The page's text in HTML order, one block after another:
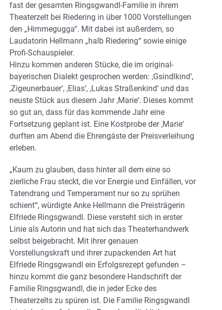
fast der gesamten Ringsgwandl-Familie in ihrem
Theaterzelt bei Riedering in über 1000 Vorstellungen
den „Himmegugga“. Mit dabei ist außerdem, so
Laudatorin Hellmann „halb Riedering“ sowie einige
Profi-Schauspieler.
Hinzu kommen anderen Stücke, die im original-
bayerischen Dialekt gesprochen werden: ‚Gsindlkind‘,
‚Zigeunerbauer‘, ‚Elias‘, ‚Lukas Straßenkind‘ und das
neuste Stück aus diesem Jahr ‚Marie‘. Dieses kommt
so gut an, dass für das kommende Jahr eine
Fortsetzung geplant ist. Eine Kostprobe der ‚Marie‘
durften am Abend die Ehrengäste der Preisverleihung
erleben.
„Kaum zu glauben, dass hinter all dem eine so
zierliche Frau steckt, die vor Energie und Einfällen, vor
Tatendrang und Temperament nur so zu sprühen
schient“, würdigte Anke Hellmann die Preisträgerin
Elfriede Ringsgwandl. Diese versteht sich in erster
Linie als Autorin und hat sich das Theaterhandwerk
selbst beigebracht. Mit ihrer genauen
Vorstellungskraft und ihrer zupackenden Art hat
Elfriede Ringsgwandl ein Erfolgsrezept gefunden –
hinzu kommt die ganz besondere Handschrift der
Familie Ringsgwandl, die in jeder Ecke des
Theaterzelts zu spüren ist. Die Familie Ringsgwandl